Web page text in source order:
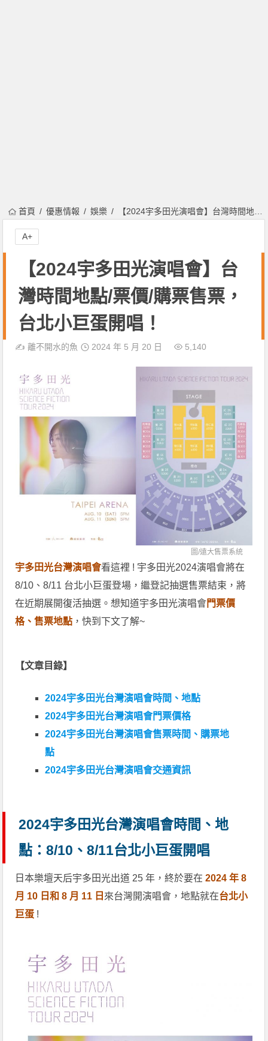
首頁 優惠情報 娛樂 【2024宇多田光演唱會】台灣時間地點/票價/購票售票，台北小巨蛋開唱！
【2024宇多田光演唱會】台
灣時間地點/票價/購票售票，
台北小巨蛋開唱！
✍️離不開水的魚 2024 年 5 月 20 日 5,140
圖/遠大售票系統
宇多田光台灣演唱會看這裡 ! 宇多田光2024演唱會將在
8/10、8/11 台北小巨蛋登場，繼登記抽選售票結束，將
在近期展開復活抽選。想知道宇多田光演唱會門票價
格、售票地點 ，快到下文了解~
【文章目錄】
2024宇多田光台灣演唱會時間、地點
2024宇多田光台灣演唱會門票價格
2024宇多田光台灣演唱會售票時間、購票地
點
2024宇多田光台灣演唱會交通資訊
2024宇多田光台灣演唱會時間、地
點：8/10、8/11台北小巨蛋開唱
日本樂壇天后宇多田光出道 25 年，終於要在 2024 年 8
月 10 日和 8 月 11 日 來台灣開演唱會，地點就在台北小
巨蛋 !
A+